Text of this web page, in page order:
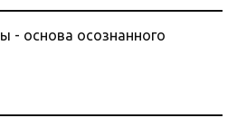
- основа осознанного